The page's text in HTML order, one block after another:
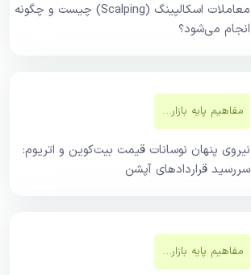
معاملات اسکالپینگ (Scalping) چیست و چگونه
انجام می‌شود؟
مفاهیم پایه بازار‌های مالی
نیروی پنهان نوسانات قیمت بیت‌کوین و اتریوم:
سررسید قراردادهای آپشن
مفاهیم پایه بازار‌های مالی